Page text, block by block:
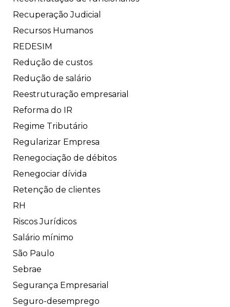
Recuperação Judicial
Recursos Humanos
REDESIM
Redução de custos
Redução de salário
Reestruturação empresarial
Reforma do IR
Regime Tributário
Regularizar Empresa
Renegociação de débitos
Renegociar dívida
Retenção de clientes
RH
Riscos Jurídicos
Salário mínimo
São Paulo
Sebrae
Segurança Empresarial
Seguro-desemprego